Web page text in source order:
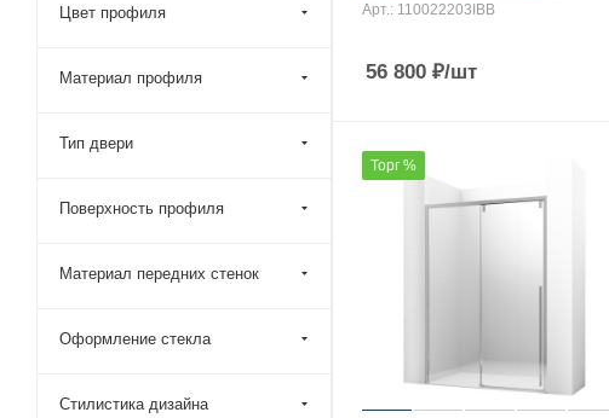
Арт.: 110022203IBB
56 800 ₽/шт
Торг %
Veconi (
Vincea ( 299)
Цвет профиля
Материал профиля
Тип двери
Поверхность профиля
Материал передних стенок
Оформление стекла
Стилистика дизайна